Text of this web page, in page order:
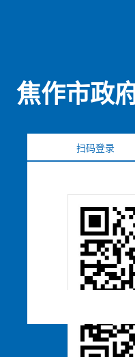
焦作市政
扫码登录